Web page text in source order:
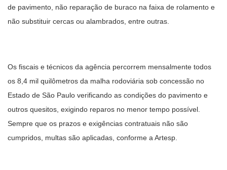
de pavimento, não reparação de buraco na faixa de rolamento e
não substituir cercas ou alambrados, entre outras.
Os fiscais e técnicos da agência percorrem mensalmente todos
os 8,4 mil quilômetros da malha rodoviária sob concessão no
Estado de São Paulo verificando as condições do pavimento e
outros quesitos, exigindo reparos no menor tempo possível.
Sempre que os prazos e exigências contratuais não são
cumpridos, multas são aplicadas, conforme a Artesp.